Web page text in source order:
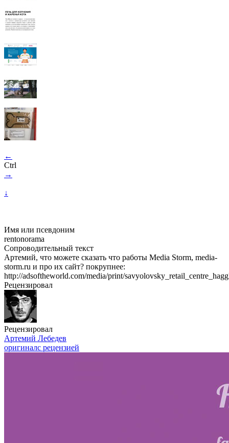
←
Ctrl
→
↓
Имя или псевдоним
rentonorama
Сопроводительный текст
Артемий, что можете сказать что работы Media Storm, media-
storm.ru и про их сайт? покрупнее:
http://adsoftheworld.com/media/print/
Рецензировал
Рецензировал
Артемий Лебедев
оригиналс рецензией